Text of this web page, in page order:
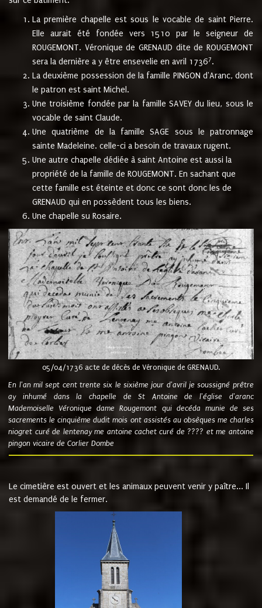
La première chapelle est sous le vocable de saint Pierre.
Elle aurait été fondée vers 1510 par le seigneur de
ROUGEMONT. Véronique de GRENAUD dite de ROUGEMONT
sera la dernière a y être ensevelie en avril 17367.
La deuxième possession de la famille PINGON d'Aranc, dont
le patron est saint Michel.
Une troisième fondée par la famille SAVEY du lieu, sous le
vocable de saint Claude.
Une quatrième de la famille SAGE sous le patronnage
sainte Madeleine. celle-ci a besoin de travaux rugent.
Une autre chapelle dédiée à saint Antoine est aussi la
propriété de la famille de ROUGEMONT. En sachant que
cette famille est éteinte et donc ce sont donc les de
GRENAUD qui en possèdent tous les biens.
Une chapelle su Rosaire.
05/04/1736 acte de décès de Véronique de GRENAUD.
En l'an mil sept cent trente six le sixième jour d'avril je soussigné prêtre
ay inhumé dans la chapelle de St Antoine de l'église d'aranc
Mademoiselle Véronique dame Rougemont qui decéda munie de ses
sacrements le cinquième dudit mois ont assistés au obsèques me charles
niogret curé de lentenay me antoine cachet curé de ???? et me antoine
pingon vicaire de Corlier Dombe
Le cimetière est ouvert et les animaux peuvent venir y paître... Il
est demandé de le fermer.